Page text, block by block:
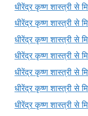
धीरेंद्र कृष्ण शास्त्री से
धीरेंद्र कृष्ण शास्त्री से
धीरेंद्र कृष्ण शास्त्री से
धीरेंद्र कृष्ण शास्त्री से
धीरेंद्र कृष्ण शास्त्री से
धीरेंद्र कृष्ण शास्त्री से
धीरेंद्र कृष्ण शास्त्री से